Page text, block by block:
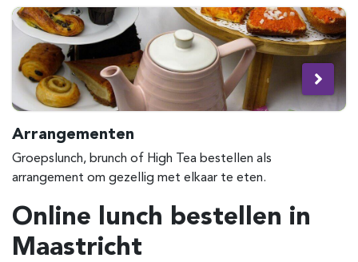
Arrangementen
Groepslunch, brunch of High Tea bestellen als
arrangement om gezellig met elkaar te eten.
Online lunch bestellen in
Maastricht